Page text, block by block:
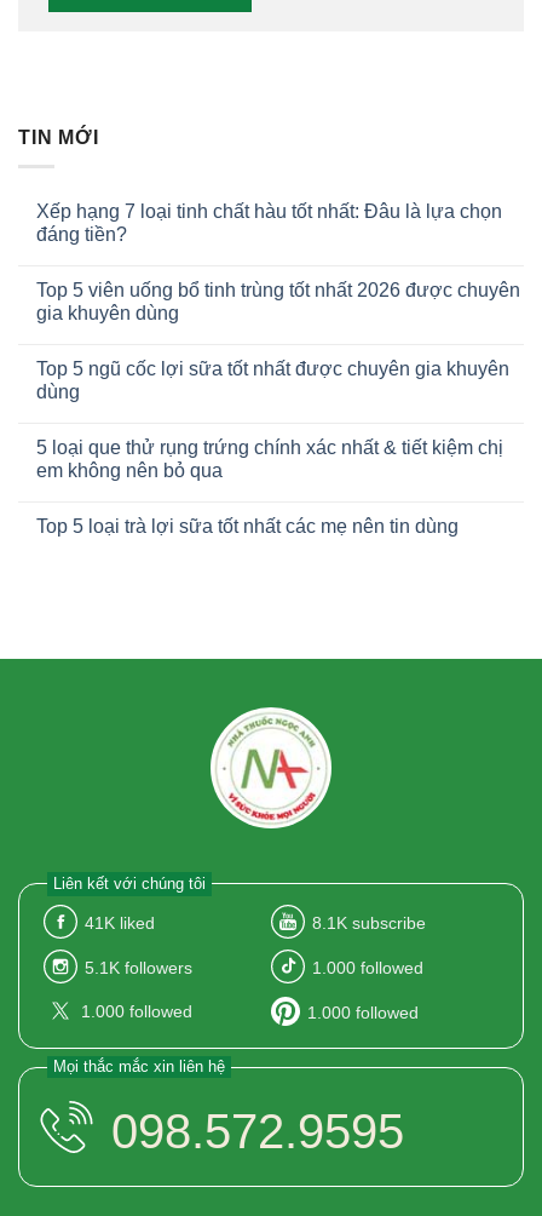
TIN MỚI
Xếp hạng 7 loại tinh chất hàu tốt nhất: Đâu là lựa chọn
đáng tiền?
Top 5 viên uống bổ tinh trùng tốt nhất 2026 được chuyên
gia khuyên dùng
Top 5 ngũ cốc lợi sữa tốt nhất được chuyên gia khuyên
dùng
5 loại que thử rụng trứng chính xác nhất & tiết kiệm chị
em không nên bỏ qua
Top 5 loại trà lợi sữa tốt nhất các mẹ nên tin dùng
Liên kết với chúng tôi
41K liked 8.1K subscribe
5.1K followers 1.000 followed
1.000 followed 1.000 followed
Mọi thắc mắc xin liên hệ
098.572.9595